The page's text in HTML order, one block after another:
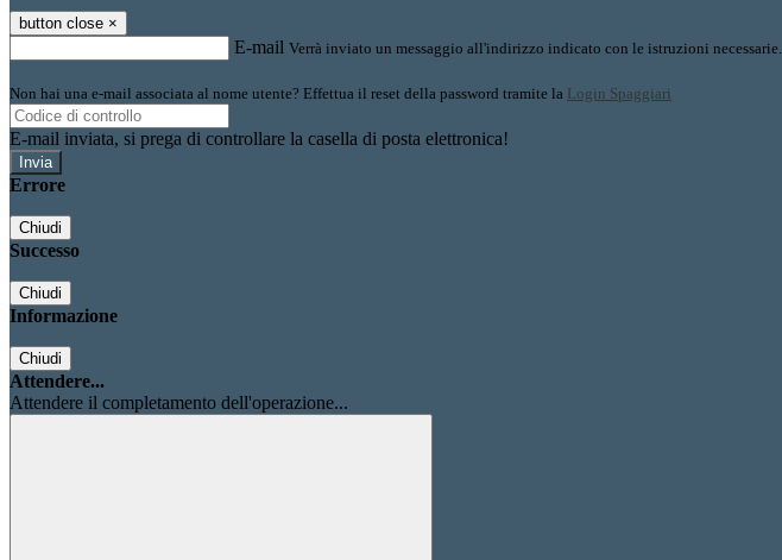
button close ×
E-mail Verrà inviato un messaggio all'indirizzo indicato con le istruzioni necessarie.
Non hai una e-mail associata al nome utente? Effettua il reset della password tramite la Login Spaggiari
E-mail inviata, si prega di controllare la casella di posta elettronica!
Errore
Chiudi
Successo
Chiudi
Informazione
Chiudi
Attendere...
Attendere il completamento dell'operazione...